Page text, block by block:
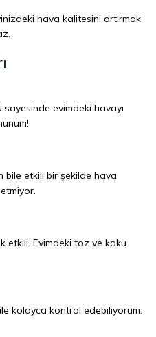
hava kalitesini artırmak
evimdeki havayı
bile etkili bir şekilde hava
etkili. Evimdeki toz ve koku
kolayca kontrol edebiliyorum.